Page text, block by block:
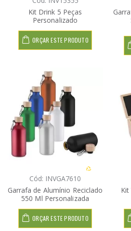
Kit Drink 5 Peças
Personalizado
ORÇAR ESTE PRODUTO
Cód: INVGA7610
Garrafa de Alumínio Reciclado
550 Ml Personalizada
ORÇAR ESTE PRODUTO
Kit